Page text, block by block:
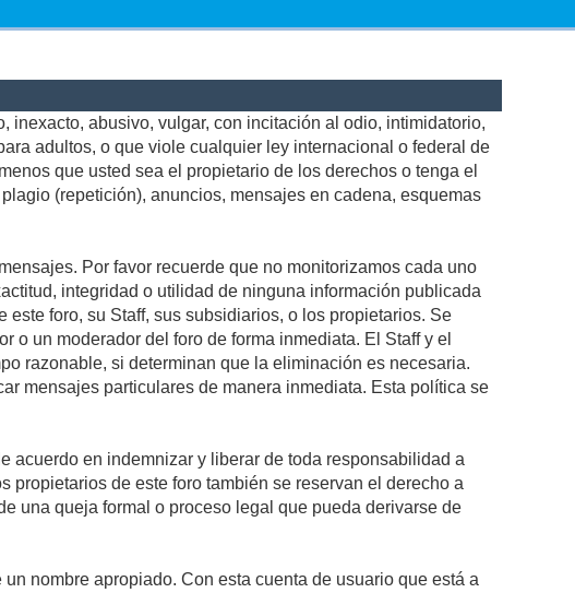
inexacto, abusivo, vulgar, con incitación al odio, intimidatorio,
adultos, o que viole cualquier ley internacional o federal de
que usted sea el propietario de los derechos o tenga el
(repetición), anuncios, mensajes en cadena, esquemas
Por favor recuerde que no monitorizamos cada uno
integridad o utilidad de ninguna información publicada
foro, su Staff, sus subsidiarios, o los propietarios. Se
un moderador del foro de forma inmediata. El Staff y el
razonable, si determinan que la eliminación es necesaria.
mensajes particulares de manera inmediata. Esta política se
acuerdo en indemnizar y liberar de toda responsabilidad a
propietarios de este foro también se reservan el derecho a
una queja formal o proceso legal que pueda derivarse de
nombre apropiado. Con esta cuenta de usuario que está a